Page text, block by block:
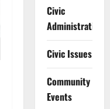
Civic
Administration
Civic Issues
Community
Events